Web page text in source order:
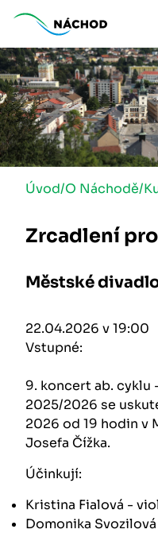
Úvod/O Náchodě/
Zrcadlení pro
Městské
22.04.2026 v 19:00
Vstupné:
9. koncert ab. cyklu
2025/2026 se
2026 od 19 hodin v
Josefa Čížka.
Účinkují:
Kristina Fialová -
Domonika